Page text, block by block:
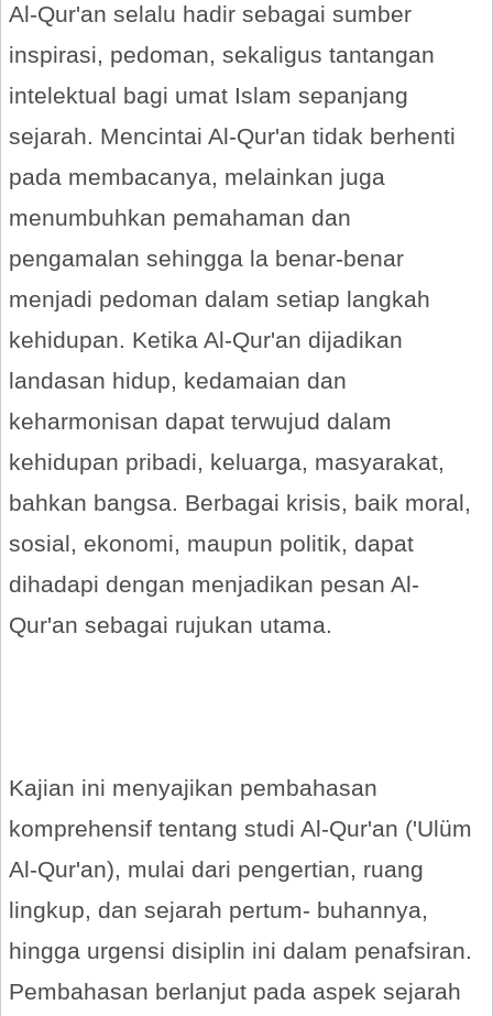
Al-Qur'an selalu hadir sebagai sumber
inspirasi, pedoman, sekaligus tantangan
intelektual bagi umat Islam sepanjang
sejarah. Mencintai Al-Qur'an tidak berhenti
pada membacanya, melainkan juga
menumbuhkan pemahaman dan
pengamalan sehingga la benar-benar
menjadi pedoman dalam setiap langkah
kehidupan. Ketika Al-Qur'an dijadikan
landasan hidup, kedamaian dan
keharmonisan dapat terwujud dalam
kehidupan pribadi, keluarga, masyarakat,
bahkan bangsa. Berbagai krisis, baik moral,
sosial, ekonomi, maupun politik, dapat
dihadapi dengan menjadikan pesan Al-
Qur'an sebagai rujukan utama.
Kajian ini menyajikan pembahasan
komprehensif tentang studi Al-Qur'an ('Ulüm
Al-Qur'an), mulai dari pengertian, ruang
lingkup, dan sejarah pertum- buhannya,
hingga urgensi disiplin ini dalam penafsiran.
Pembahasan berlanjut pada aspek sejarah